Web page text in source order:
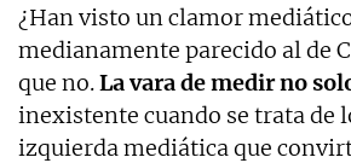
¿Han visto un clamor
medianamente parecido al de
que no.La vara de medir no
inexistente cuando se trata de
izquierda mediática que